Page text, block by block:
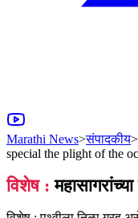
Marathi News>संपादकीय>
special the plight of the
विशेष :